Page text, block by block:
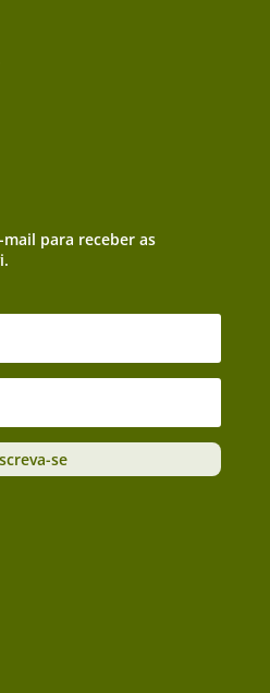
para receber as
se